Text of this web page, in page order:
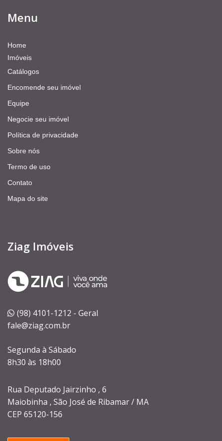
Menu
Home
Imóveis
Catálogos
Encomende seu imóvel
Equipe
Negocie seu imóvel
Política de privacidade
Sobre nós
Termo de uso
Contato
Mapa do site
Ziag Imóveis
(98) 4101-1212 - Geral
fale@ziag.com.br
Segunda à Sábado
8h30 às 18h00
Rua Deputado Jairzinho , 6
Maiobinha , São José de Ribamar / MA
CEP 65120-156